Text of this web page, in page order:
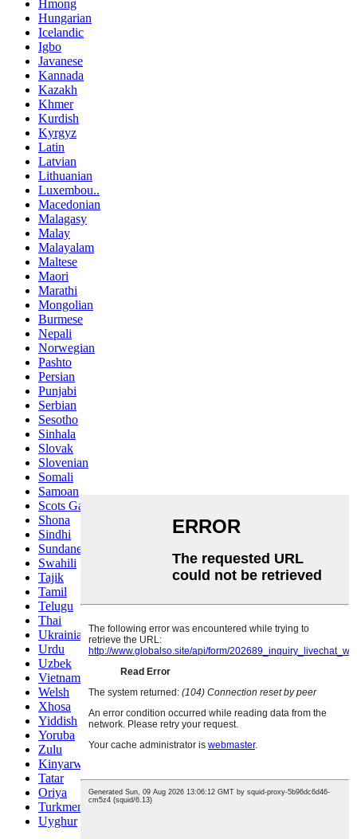
Hmong
Hungarian
Icelandic
Igbo
Javanese
Kannada
Kazakh
Khmer
Kurdish
Kyrgyz
Latin
Latvian
Lithuanian
Luxembou..
Macedonian
Malagasy
Malay
Malayalam
Maltese
Maori
Marathi
Mongolian
Burmese
Nepali
Norwegian
Pashto
Persian
Punjabi
Serbian
Sesotho
Sinhala
Slovak
Slovenian
Somali
Samoan
Scots Gaelic
Shona
Sindhi
Sundanese
Swahili
Tajik
Tamil
Telugu
Thai
Ukrainian
Urdu
Uzbek
Vietnamese
Welsh
Xhosa
Yiddish
Yoruba
Zulu
Kinyarwanda
Tatar
Oriya
Turkmen
Uyghur